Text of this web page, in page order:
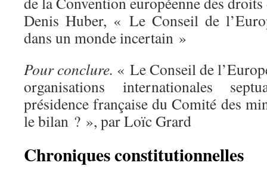
Denis Huber, « Le Conseil de
dans un monde incertain »
Pour conclure. « Le Conseil de
organisations internationales
présidence française du Comité des
le bilan ? », par Loïc Grard
Chroniquesconstitutionnelles